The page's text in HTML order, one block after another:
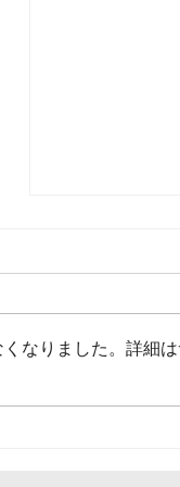
[中国] 新『広
なりました。詳細